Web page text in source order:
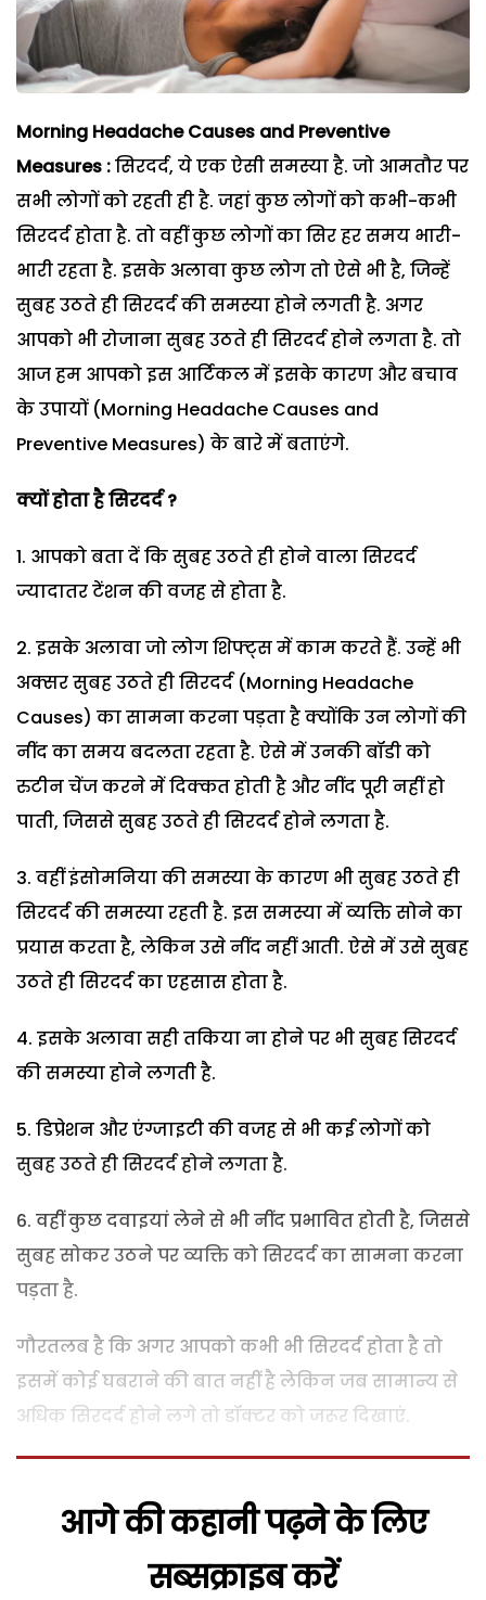
Morning Headache Causes and Preventive
Measures :सिरदर्द, ये एक ऐसी समस्या है. जो आमतौर पर
सभी लोगों को रहती ही है. जहां कुछ लोगों को कभी-कभी
सिरदर्द होता है. तो वहीं कुछ लोगों का सिर हर समय भारी-
भारी रहता है. इसके अलावा कुछ लोग तो ऐसे भी है, जिन्हें
सुबह उठते ही सिरदर्द की समस्या होने लगती है. अगर
आपको भी रोजाना सुबह उठते ही सिरदर्द होने लगता है. तो
आज हम आपको इस आर्टिकल में इसके कारण और बचाव
के उपायों (Morning Headache Causes and
Preventive Measures) के बारे में बताएंगे.
क्यों होता है सिरदर्द ?
आपको बता दें कि सुबह उठते ही होने वाला सिरदर्द
ज्यादातर टेंशन की वजह से होता है.
इसके अलावा जो लोग शिफ्ट्स में काम करते हैं. उन्हें भी
अक्सर सुबह उठते ही सिरदर्द (Morning Headache
Causes) का सामना करना पड़ता है क्योंकि उन लोगों की
नींद का समय बदलता रहता है. ऐसे में उनकी बॉडी को
रुटीन चेंज करने में दिक्कत होती है और नींद पूरी नहीं हो
पाती, जिससे सुबह उठते ही सिरदर्द होने लगता है.
वहीं इंसोमनिया की समस्या के कारण भी सुबह उठते ही
सिरदर्द की समस्या रहती है. इस समस्या में व्यक्ति सोने का
प्रयास करता है, लेकिन उसे नींद नहीं आती. ऐसे में उसे सुबह
उठते ही सिरदर्द का एहसास होता है.
इसके अलावा सही तकिया ना होने पर भी सुबह सिरदर्द
की समस्या होने लगती है.
डिप्रेशन और एंग्जाइटी की वजह से भी कई लोगों को
सुबह उठते ही सिरदर्द होने लगता है.
वहीं कुछ दवाइयां लेने से भी नींद प्रभावित होती है, जिससे
सुबह सोकर उठने पर व्यक्ति को सिरदर्द का सामना करना
पड़ता है.
गौरतलब है कि अगर आपको कभी भी सिरदर्द होता है तो
इसमें कोई घबराने की बात नहीं है लेकिन जब सामान्य से
अधिक सिरदर्द होने लगे तो डॉक्टर को जरूर दिखाएं.
आगे की कहानी पढ़ने के लिए
सब्सक्राइब करें